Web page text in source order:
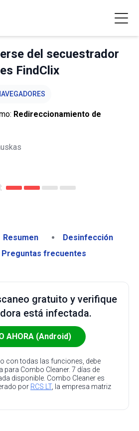
del secuestrador
FindClix
Redireccionamiento de
Resumen
Desinfección
Preguntas frecuentes
gratuito y verifique
está infectada.
AHORA (Android)
con todas las funciones, debe
para Combo Cleaner. 7 días de
disponible. Combo Cleaner es
por RCS LT, la empresa matriz